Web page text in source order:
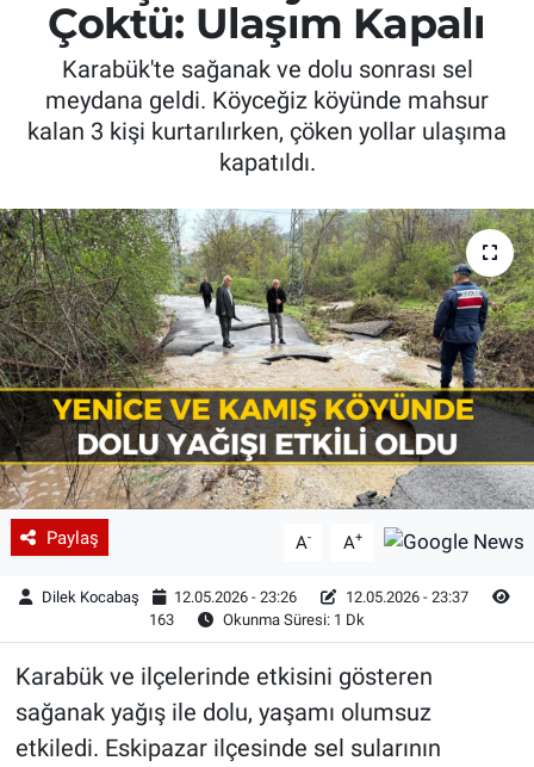
Çoktü: Ulaşım Kapalı
Karabük'te sağanak ve dolu sonrası sel
meydana geldi. Köyceğiz köyünde mahsur
kalan 3 kişi kurtarılırken, çöken yollar ulaşıma
kapatıldı.
Paylaş A- A+
Dilek Kocabaş 12.05.2026 - 23:26
12.05.2026 - 23:37
163
Okunma Süresi: 1 Dk
Karabük ve ilçelerinde etkisini gösteren
sağanak yağış ile dolu, yaşamı olumsuz
etkiledi. Eskipazar ilçesinde sel sularının